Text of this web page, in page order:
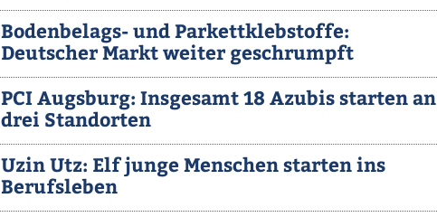
Bodenbelags- und Parkettklebstoffe:
Deutscher Markt weiter geschrumpft
PCI Augsburg: Insgesamt 18 Azubis starten an
drei Standorten
Uzin Utz: Elf junge Menschen starten ins
Berufsleben